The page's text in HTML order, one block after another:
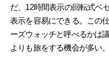
だ、12時間表示の回転式ベ
表示を容易にできる。この
ーズウォッチと呼べるかは
よりも旅をする機会が多い。